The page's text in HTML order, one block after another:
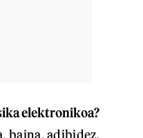
elektronikoa?
baina, adibidez,